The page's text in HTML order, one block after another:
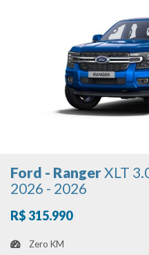
Ford - RangerXLT
2026 - 2026
R$ 315.990
Zero KM